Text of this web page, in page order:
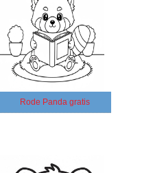
Rode Panda gratis